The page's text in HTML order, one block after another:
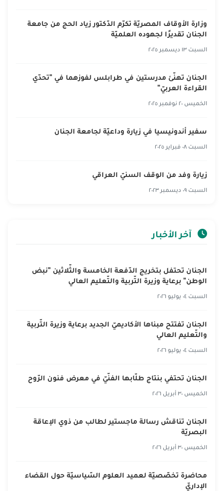
وزارة الأوقاف المصريّة تكرّم الدّكتور زياد الحج من جامعة
الجنان تقديرًا لجهوده العلميّة
السبت ١٣ ديسمبر ٢٠٢٥
الجنان تهنّئ مدرستين في طرابلس لفوزهما في "تحدّي
القراءة العربيّ"
الخميس ٢٠ نوفمبر ٢٠٢٥
سفير أندونيسيا في زيارة وداعيّة لجامعة الجنان
السبت ٠٨ فبراير ٢٠٢٥
زيارة وفد من الوقف السنيّ العراقي
السبت ٠٩ ديسمبر ٢٠٢٣
آخر الأخبار
الجنان تحتفل بتخريج الدّفعة الخامسة والثّلاثين "نبض
الوطن" برعاية وزيرة التّربية والتّعليم العالي
السبت ٠٤ يوليو ٢٠٢٦
الجنان تفتتح مبناها الأكاديميّ الجديد برعاية وزيرة التّربية
والتّعليم العالي
السبت ٠٤ يوليو ٢٠٢٦
الجنان تحتفي بنتاج طلّابها الفنّيّ في معرض فنون الرّوح
الخميس ٣٠ أبريل ٢٠٢٦
الجنان تناقش رسالة ماجستير لطالب من ذوي الإعاقة
البصريّة
الخميس ٣٠ أبريل ٢٠٢٦
محاضرة تخصّصيّة لعميد العلوم السّياسيّة حول القضاء
الإداريّ